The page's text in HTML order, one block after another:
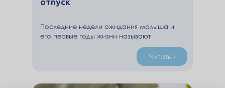
Последние недели ожидания малыша и
его первые годы жизни называют
декретом, хотя с нормативной точки
зрения это не верно. Больничный перед
родами и после них, а также отпуск по
оформления которых нужны разные
Читать ›